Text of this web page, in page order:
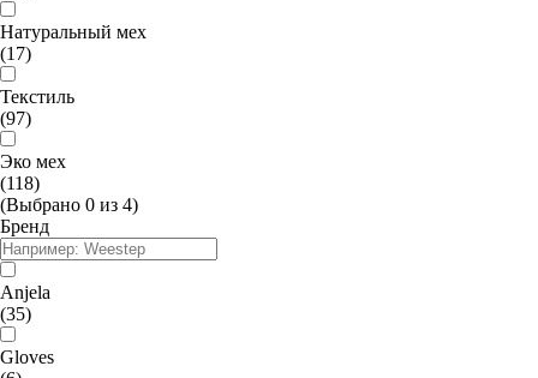
Натуральный мех
(17)
Текстиль
(97)
Эко мех
(118)
(Выбрано 0 из 4)
Бренд
Anjela
(35)
Gloves